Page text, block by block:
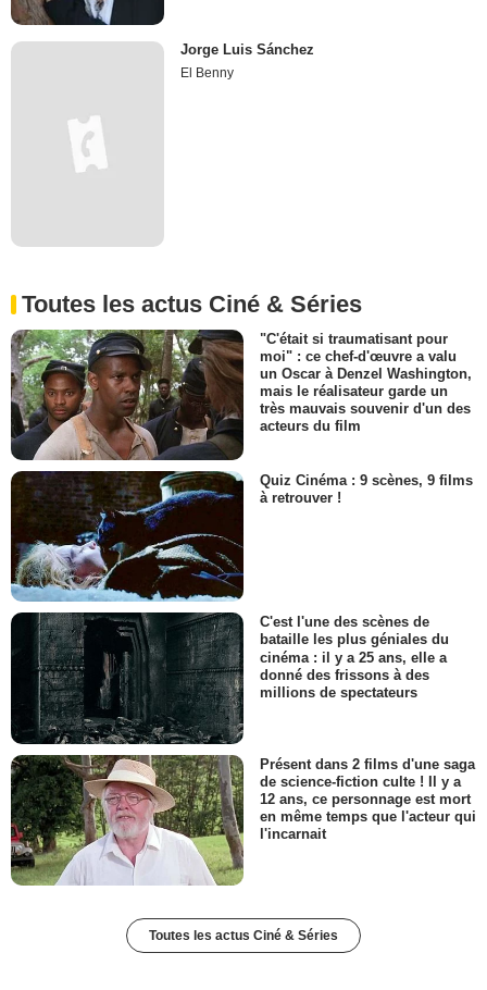
Jorge Luis Sánchez
El Benny
Toutes les actus Ciné & Séries
"C'était si traumatisant pour
moi" : ce chef-d'œuvre a valu
un Oscar à Denzel Washington,
mais le réalisateur garde un
très mauvais souvenir d'un des
acteurs du film
Quiz Cinéma : 9 scènes, 9 films
à retrouver !
C'est l'une des scènes de
bataille les plus géniales du
cinéma : il y a 25 ans, elle a
donné des frissons à des
millions de spectateurs
Présent dans 2 films d'une saga
de science-fiction culte ! Il y a
12 ans, ce personnage est mort
en même temps que l'acteur qui
l'incarnait
Toutes les actus Ciné & Séries